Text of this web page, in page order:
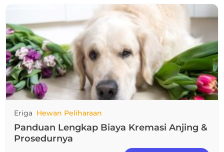
Eriga Hewan Peliharaan
Panduan Lengkap Biaya Kremasi Anjing &
Prosedurnya